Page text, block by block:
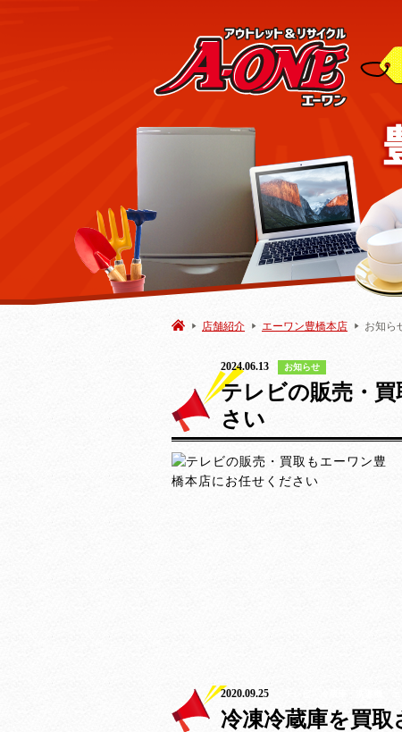
店舗紹介 エーワン豊橋本店 お知ら
2024.06.13 お知らせ
テレビの販売・
さい
2020.09.25
冷凍冷蔵庫を買